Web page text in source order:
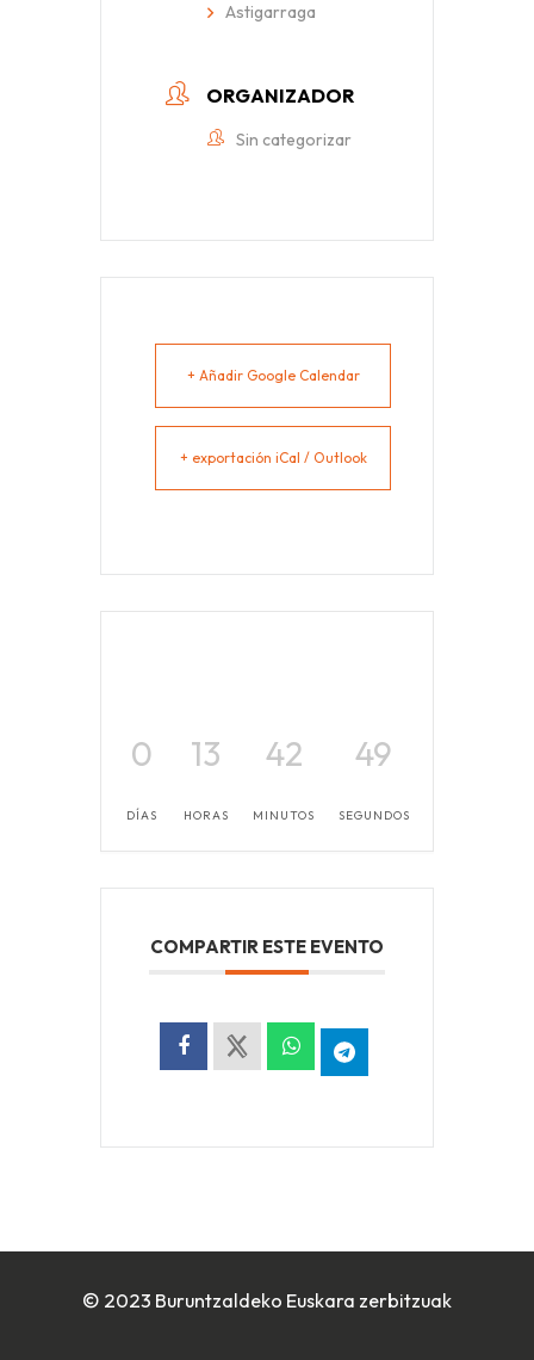
Astigarraga
ORGANIZADOR
Sin categorizar
+ Añadir Google Calendar
+ exportación iCal / Outlook
0
DÍAS
13
HORAS
42
MINUTOS
49
SEGUNDOS
COMPARTIR ESTE EVENTO
© 2023 Buruntzaldeko Euskara zerbitzuak